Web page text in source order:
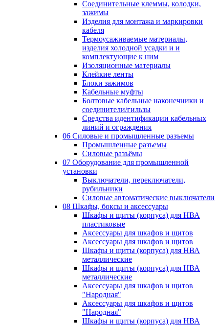
Соединительные клеммы, колодки,
зажимы
Изделия для монтажа и маркировки
кабеля
Термоусаживаемые материалы,
изделия холодной усадки и и
комплектующие к ним
Изоляционные материалы
Клейкие ленты
Блоки зажимов
Кабельные муфты
Болтовые кабельные наконечники и
соединители/гильзы
Средства идентификации кабельных
линий и ограждения
06 Силовые и промышленные разъемы
Промышленные разъемы
Силовые разъёмы
07 Оборудование для промышленной
установки
Выключатели, переключатели,
рубильники
Силовые автоматические выключатели
08 Шкафы, боксы и аксессуары
Шкафы и щиты (корпуса) для НВА
пластиковые
Аксессуары для шкафов и щитов
Аксессуары для шкафов и щитов
Шкафы и щиты (корпуса) для НВА
металлические
Шкафы и щиты (корпуса) для НВА
металлические
Аксессуары для шкафов и щитов
"Народная"
Аксессуары для шкафов и щитов
"Народная"
Шкафы и щиты (корпуса) для НВА